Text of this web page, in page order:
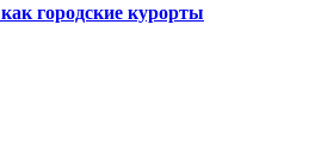
городские курорты